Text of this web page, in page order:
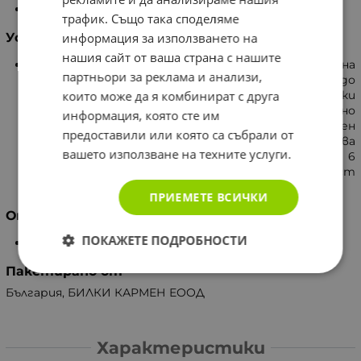
за деца до 14 години, при бременност и кърмене.
Условия на съхранение
На тъмно и сухо място, при температура на
въздуха до 30 градуса и относителна влажност до
85%. Фирмата гарантира качеството на всички
свои продукти, които са събрани в екологично
чисти планински райони. За да имате положителен
резултат от въздействието на билките трябва
да ги използвате редовно минимум от 3 до 6
месеца. Посъветвайте се със специалист
фитотерапевт или с Вашия личен лекар.
Опаковка
25 грама
Пакетирано от
България, БИЛКИ КАРМЕН ЕООД
Характеристики
трафик. Също така споделяме
информация за използването на
нашия сайт от ваша страна с нашите
партньори за реклама и анализи,
които може да я комбинират с друга
информация, която сте им
предоставили или която са събрали от
вашето използване на техните услуги.
ПРИЕМЕТЕ ВСИЧКИ
ПОКАЖЕТЕ ПОДРОБНОСТИ